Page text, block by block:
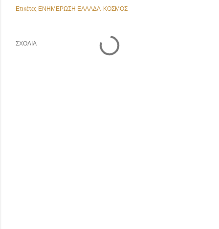
Ετικέτες ΕΝΗΜΕΡΩΣΗ ΕΛΛΑΔΑ-ΚΟΣΜΟΣ
ΣΧΌΛΙΑ